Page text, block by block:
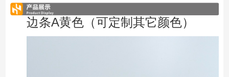
边条A黄色（可定制其它颜色）